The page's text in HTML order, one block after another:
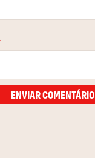
ENVIAR COMENTÁRIO